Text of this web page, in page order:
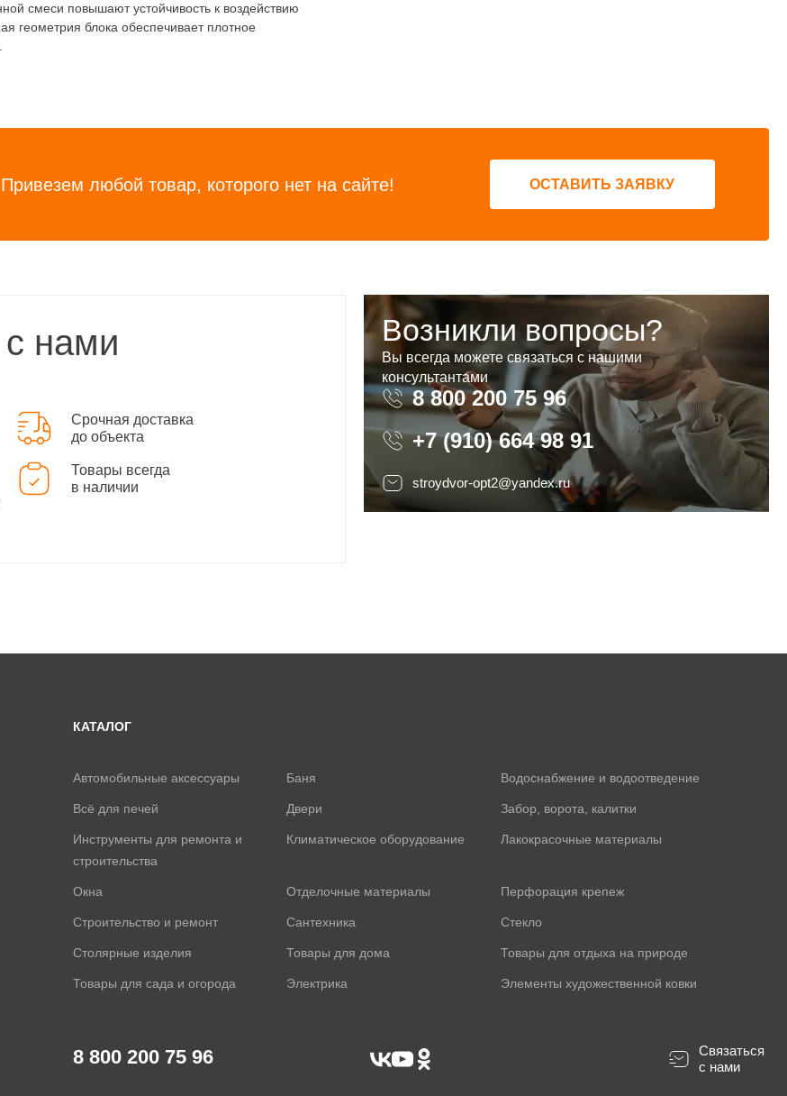
смеси повышают устойчивость к воздействию
геометрия блока обеспечивает плотное
Привезем любой товар, которого нет на сайте! ОСТАВИТЬ ЗАЯВКУ
нами
Срочная доставка
до объекта
Товары всегда
в наличии
Возникли вопросы?
Вы всегда можете связаться с нашими
консультантами
8 800 200 75 96 8 800 200 75 96
+7 (910) 664 98 91
stroydvor-opt2@yandex.ru
КАТАЛОГ
Автомобильные аксессуары Баня Водоснабжение и водоотведение
Всё для печей Двери Забор, ворота, калитки
Инструменты для ремонта и
строительства
Климатическое оборудование Лакокрасочные материалы
Окна Отделочные материалы Перфорация крепеж
Строительство и ремонт Сантехника Стекло
Столярные изделия Товары для дома Товары для отдыха на природе
Товары для сада и огорода Электрика Элементы художественной ковки
8 800 200 75 96
Связаться
с нами